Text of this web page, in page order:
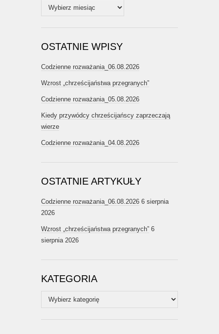
Archiwum
OSTATNIE WPISY
Codzienne rozważania_06.08.2026
Wzrost „chrześcijaństwa przegranych”
Codzienne rozważania_05.08.2026
Kiedy przywódcy chrześcijańscy zaprzeczają
wierze
Codzienne rozważania_04.08.2026
OSTATNIE ARTYKUŁY
Codzienne rozważania_06.08.2026 6 sierpnia
2026
Wzrost „chrześcijaństwa przegranych” 6
sierpnia 2026
KATEGORIA
Kategoria